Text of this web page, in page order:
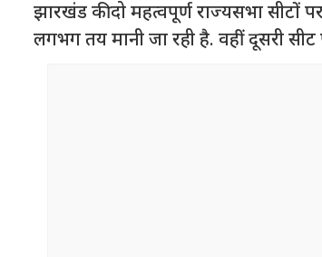
झारखंड की दो महत्वपूर्ण राज्यसभा सीटों
लगभग तय मानी जा रही है. वहीं दूसरी